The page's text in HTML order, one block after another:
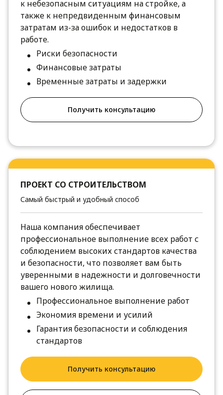
к небезопасным ситуациям на стройке, а
также к непредвиденным финансовым
затратам из-за ошибок и недостатков в
работе.
Риски безопасности
Финансовые затраты
Временные затраты и задержки
Получить консультацию
ПРОЕКТ СО СТРОИТЕЛЬСТВОМ
Самый быстрый и удобный способ
Наша компания обеспечивает
профессиональное выполнение всех работ с
соблюдением высоких стандартов качества
и безопасности, что позволяет вам быть
уверенными в надежности и долговечности
вашего нового жилища.
Профессиональное выполнение работ
Экономия времени и усилий
Гарантия безопасности и соблюдения
стандартов
Получить консультацию